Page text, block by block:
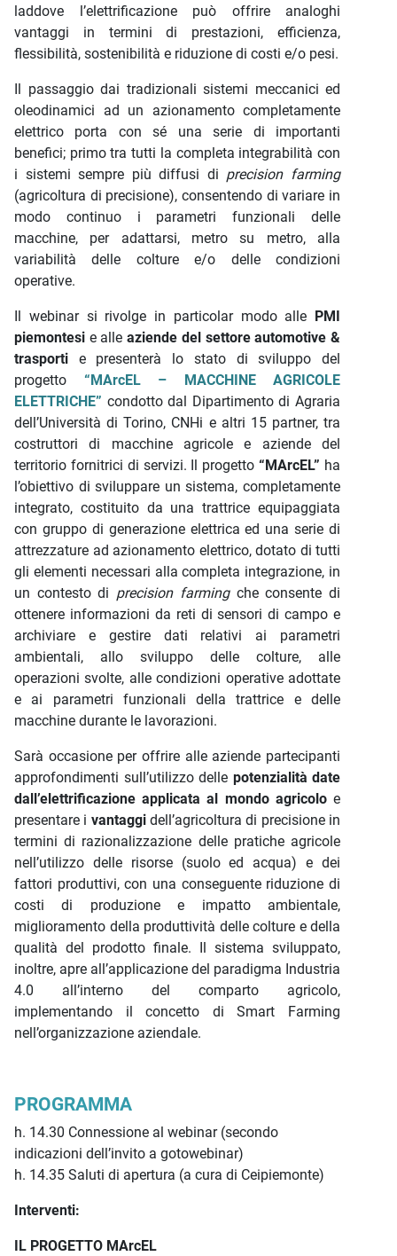
laddove l’elettrificazione può offrire analoghi
vantaggi in termini di prestazioni, efficienza,
flessibilità, sostenibilità e riduzione di costi e/o pesi.
Il passaggio dai tradizionali sistemi meccanici ed
oleodinamici ad un azionamento completamente
elettrico porta con sé una serie di importanti
benefici; primo tra tutti la completa integrabilità con
i sistemi sempre più diffusi di precision farming
(agricoltura di precisione), consentendo di variare in
modo continuo i parametri funzionali delle
macchine, per adattarsi, metro su metro, alla
variabilità delle colture e/o delle condizioni
operative.
Il webinar si rivolge in particolar modo alle PMI
piemontesi e alleaziende del settore automotive &
trasporti e presenterà lo stato di sviluppo del
progetto “MArcEL – MACCHINE AGRICOLE
ELETTRICHE” condotto dal Dipartimento di Agraria
dell’Università di Torino, CNHi e altri 15 partner, tra
costruttori di macchine agricole e aziende del
territorio fornitrici di servizi. Il progetto“MArcEL” ha
l’obiettivo di sviluppare un sistema, completamente
integrato, costituito da una trattrice equipaggiata
con gruppo di generazione elettrica ed una serie di
attrezzature ad azionamento elettrico, dotato di tutti
gli elementi necessari alla completa integrazione, in
un contesto di precision farmingche consente di
ottenere informazioni da reti di sensori di campo e
archiviare e gestire dati relativi ai parametri
ambientali, allo sviluppo delle colture, alle
operazioni svolte, alle condizioni operative adottate
e ai parametri funzionali della trattrice e delle
macchine durante le lavorazioni.
Sarà occasione per offrire alle aziende partecipanti
approfondimenti sull’utilizzo delle potenzialità date
dall’elettrificazione applicata al mondo agricoloe
presentare i vantaggidell’agricoltura di precisione in
termini di razionalizzazione delle pratiche agricole
nell’utilizzo delle risorse (suolo ed acqua) e dei
fattori produttivi, con una conseguente riduzione di
costi di produzione e impatto ambientale,
miglioramento della produttività delle colture e della
qualità del prodotto finale. Il sistema sviluppato,
inoltre, apre all’applicazione del paradigma Industria
4.0 all’interno del comparto agricolo,
implementando il concetto di Smart Farming
nell’organizzazione aziendale.
PROGRAMMA
h. 14.30 Connessione al webinar (secondo
indicazioni dell’invito a gotowebinar)
h. 14.35 Saluti di apertura (a cura di Ceipiemonte)
Interventi:
IL PROGETTO MArcEL